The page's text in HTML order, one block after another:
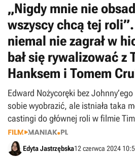
„Nigdy mnie nie
wszyscy chcą tej
niemal nie zagrał w
bał się rywalizować z
Hanksem i Tomem
Edward Nożycoręki bez
sobie wyobrazić, ale istniała taka
castingi do głównej roli w filmie
Edyta Jastrzębska12 czerwca 2024